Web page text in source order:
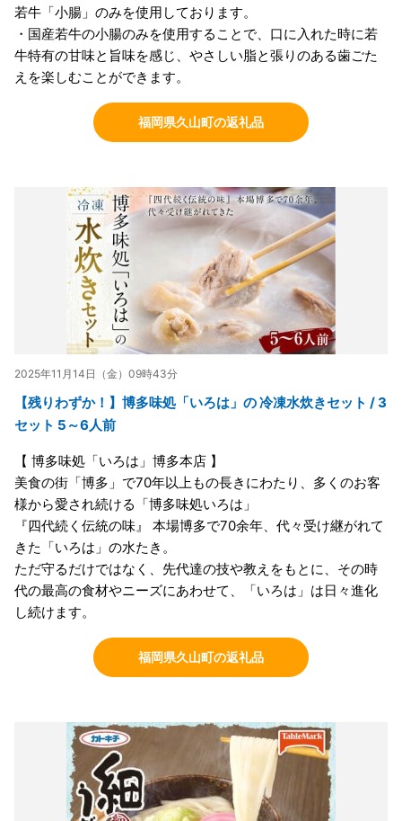
若牛「小腸」のみを使用しております。
・国産若牛の小腸のみを使用することで、口に入れた時に若
牛特有の甘味と旨味を感じ、やさしい脂と張りのある歯ごた
えを楽しむことができます。
福岡県久山町の返礼品
2025年11月14日（金）09時43分
【残りわずか！】博多味処「いろは」の 冷凍水炊きセット / 3
セット 5～6人前
【 博多味処「いろは」博多本店 】
美食の街「博多」で70年以上もの長きにわたり、多くのお客
様から愛され続ける「博多味処いろは」
『四代続く伝統の味』 本場博多で70余年、代々受け継がれて
きた「いろは」の水たき。
ただ守るだけではなく、先代達の技や教えをもとに、その時
代の最高の食材やニーズにあわせて、「いろは」は日々進化
し続けます。
福岡県久山町の返礼品